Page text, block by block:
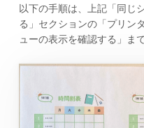
以下の手順は、上記「同じ
る」セクションの「プリン
ューの表示を確認する」ま